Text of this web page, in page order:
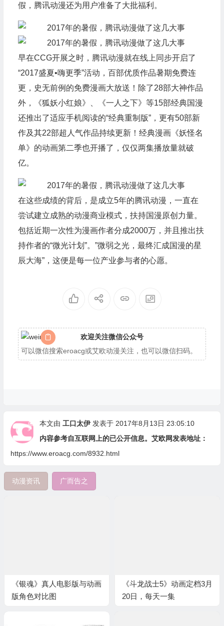
假，腾讯动漫还为用户准备了大批福利。
早在CCG开展之时，腾讯动漫就在线上同步开启了
“2017盛夏•嗨更季”活动，百部优质作品暑期免费连
更，史无前例的免费漫画大放送！除了28部大神作品
外，《狐妖小红娘》、《一人之下》等15部经典国漫
还推出了适应手机阅读的“经典重制版”，更有50部新
作及其22部超人气作品持续更新！经典漫画《妖怪名
单》的动画第二季也开播了，仅仅两集播放量就破
亿。
在这些成绩的背后，是成立5年的腾讯动漫，一直在
尝试建立成熟的动漫商业模式，扶持国漫原创力量。
包括近期一次性为漫画作者分成2000万，并且推出扶
持作者的“微光计划”。”微弱之光，最终汇成国漫的星
辰大海”，这便是每一位产业参与者的心愿。
欢迎关注微信公众号
可以微信搜索eroacg或艾欧动漫关注，也可以微信扫码。
本文由 工口太伊发表于 2017年8月13日 23:05:10
内容参考自互联网上的已公开信息。艾欧网发表地址：
https://www.eroacg.com/8932.html
动漫资讯 广而告之
《银魂》真人电影版与动画
版角色对比图
《斗龙战士5》动画定档3月
20日，每天一集